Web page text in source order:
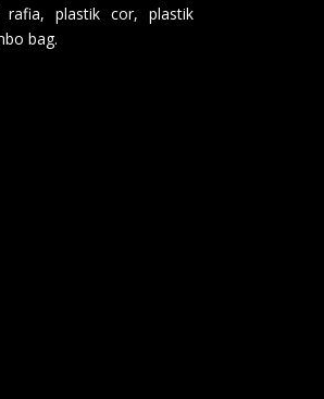
plastik cor, plastik
bag.